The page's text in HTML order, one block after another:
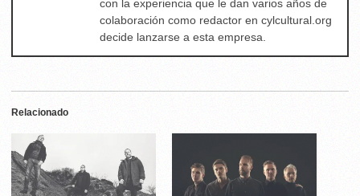
con la experiencia que le dan varios años de
colaboración como redactor en cylcultural.org
decide lanzarse a esta empresa.
Relacionado